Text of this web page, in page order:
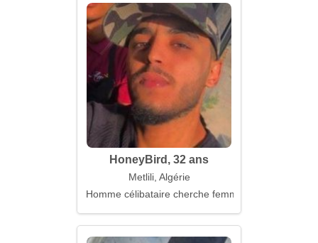
HoneyBird, 32 ans
Metlili, Algérie
Homme célibataire cherche femme